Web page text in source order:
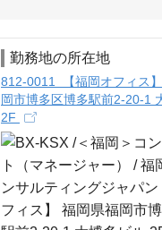
勤務地の所在地
812-0011 【福岡オフィス
岡市博多区博多駅前2-20-1
2F